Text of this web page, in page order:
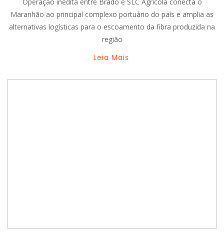
Maranhão ao principal complexo portuário do país e amplia as
alternativas logísticas para o escoamento da fibra produzida na
região
Leia Mais